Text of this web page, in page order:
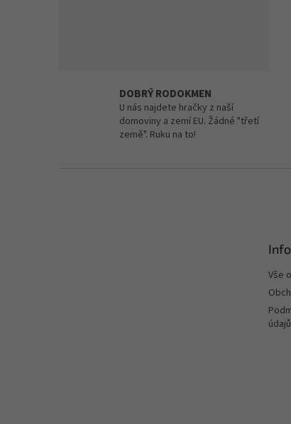
DOBRÝ RODOKMEN
U nás najdete hračky z naší
domoviny a zemí EU. Žádné "třetí
země". Ruku na to!
Vše
údajů